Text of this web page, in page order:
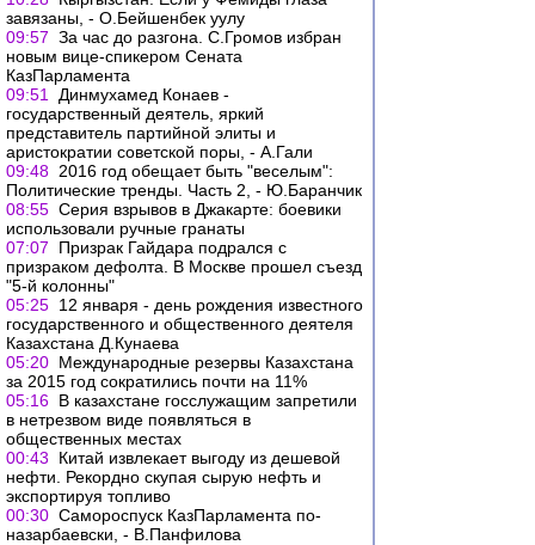
завязаны, - О.Бейшенбек уулу
09:57 За час до разгона. С.Громов избран
новым вице-спикером Сената
КазПарламента
09:51
Динмухамед Конаев -
государственный деятель, яркий
представитель партийной элиты и
аристократии советской поры, - А.Гали
09:48 2016 год обещает быть "веселым":
Политические тренды. Часть 2, - Ю.Баранчик
08:55 Серия взрывов в Джакарте: боевики
использовали ручные гранаты
07:07
Призрак Гайдара подрался с
призраком дефолта. В Москве прошел съезд
"5-й колонны"
05:25 12 января - день рождения известного
государственного и общественного деятеля
Казахстана Д.Кунаева
05:20 Международные резервы Казахстана
за 2015 год сократились почти на 11%
05:16 В казахстане госслужащим запретили
в нетрезвом виде появляться в
общественных местах
00:43
Китай извлекает выгоду из дешевой
нефти. Рекордно скупая сырую нефть и
экспортируя топливо
00:30 Самороспуск КазПарламента по-
назарбаевски, - В.Панфилова